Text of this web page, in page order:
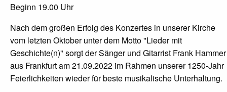
Beginn 19.00 Uhr
Nach dem großen Erfolg des Konzertes in unserer Kirche
vom letzten Oktober unter dem Motto "Lieder mit
Geschichte(n)" sorgt der Sänger und Gitarrist Frank Hammer
aus Frankfurt am 21.09.2022 im Rahmen unserer 1250-Jahr
Feierlichkeiten wieder für beste musikalische Unterhaltung.